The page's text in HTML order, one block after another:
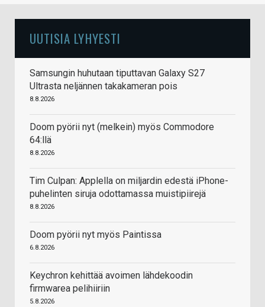
UUTISIA LYHYESTI
Samsungin huhutaan tiputtavan Galaxy S27
Ultrasta neljännen takakameran pois
8.8.2026
Doom pyörii nyt (melkein) myös Commodore
64:llä
8.8.2026
Tim Culpan: Applella on miljardin edestä iPhone-
puhelinten siruja odottamassa muistipiirejä
8.8.2026
Doom pyörii nyt myös Paintissa
6.8.2026
Keychron kehittää avoimen lähdekoodin
firmwarea pelihiiriin
5.8.2026